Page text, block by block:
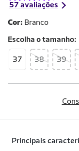
57 avaliações
Cor: Branco
Escolha otamanho
37 38 39
Principais